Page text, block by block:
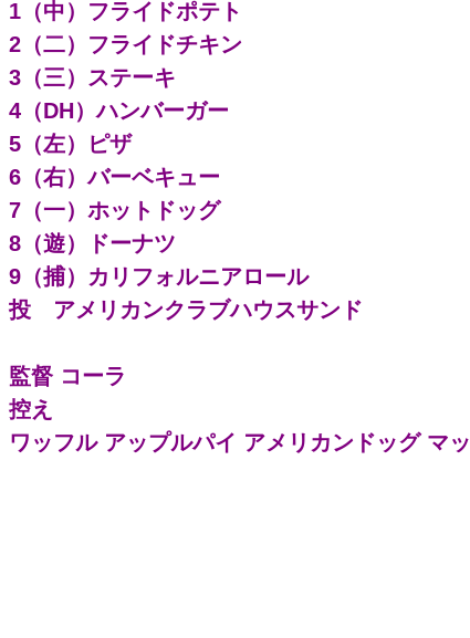
1（中）フライドポテト
2（二）フライドチキン
3（三）ステーキ
4（DH）ハンバーガー
5（左）ピザ
6（右）バーベキュー
7（一）ホットドッグ
8（遊）ドーナツ
9（捕）カリフォルニアロール
投 アメリカンクラブハウスサンド
監督 コーラ
控え
ワッフル アップルパイ アメリカンドッグ マ